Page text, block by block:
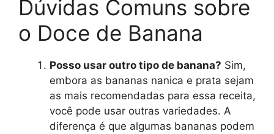
Dúvidas Comuns sobre
o Doce de Banana
Posso usar outro tipo de banana? Sim,
embora as bananas nanica e prata sejam
as mais recomendadas para essa receita,
você pode usar outras variedades. A
diferença é que algumas bananas podem